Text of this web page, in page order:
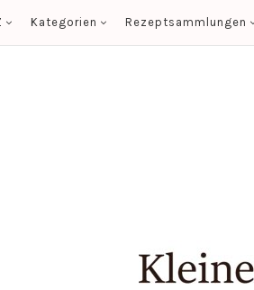
Kategorien Rezeptsammlungen